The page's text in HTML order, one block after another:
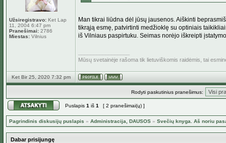
Užsiregistravo: Ket Lap
11, 2004 6:47 pm
Pranešimai: 2786
Miestas: Vilnius
Man tikrai liūdna dėl jūsų jausenos. Aiškinti
tikrąją esmę, patvirtinti medžioklę su optiniais
iš Vilniaus paspirtuku. Seimas norėjo iškreipti
Mūsų svetainėje rašoma tik lietuviškomis raidėmis, tai
Ket Bir 25, 2020 7:32 pm
Rodyti paskutinius pranešimus:
Puslapis 1 iš 1 [ 2 pranešimai(ų) ]
Pagrindinis diskusijų puslapis » Administracija, DAUSOS » Svečių knyga. Aš noriu
Dabar prisijungę